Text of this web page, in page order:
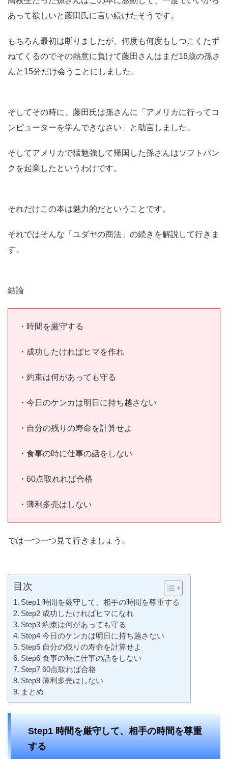
あって欲しいと藤田氏に言い続けたそうです。
もちろん最初は断りましたが、何度も何度もしつこくたず
ねてくるのでその熱意に負けて藤田さんはまだ16歳の孫さ
んと15分だけ会うことにしました。
そしてその時に、藤田氏は孫さんに「アメリカに行ってコ
ンピューターを学んできなさい」と助言しました。
そしてアメリカで猛勉強して帰国した孫さんはソフトバン
クを起業したというわけです。
それだけこの本は魅力的だということです。
それではそんな「ユダヤの商法」の続きを解説して行きま
す。
結論
・時間を厳守する
・成功したければヒマを作れ
・約束は何があっても守る
・今日のケンカは明日に持ち越さない
・自分の残りの寿命を計算せよ
・食事の時に仕事の話をしない
・60点取れれば合格
・薄利多売はしない
では一つ一つ見て行きましょう。
目次
Step1 時間を厳守して、相手の時間を尊重する
Step2 成功したければヒマになれ
Step3 約束は何があっても守る
Step4 今日のケンカは明日に持ち越さない
Step5 自分の残りの寿命を計算せよ
Step6 食事の時に仕事の話をしない
Step7 60点取れば合格
Step8 薄利多売はしない
まとめ
Step1 時間を厳守して、相手の時間を尊重
する